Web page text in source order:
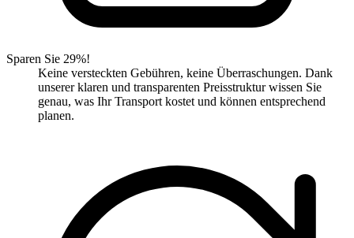
Sparen Sie 29%!
Keine versteckten Gebühren, keine Überraschungen. Dank
unserer klaren und transparenten Preisstruktur wissen Sie
genau, was Ihr Transport kostet und können entsprechend
planen.